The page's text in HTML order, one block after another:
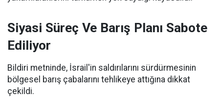
Siyasi Süreç Ve Barış Planı Sabote
Ediliyor
Bildiri metninde, İsrail'in saldırılarını sürdürmesinin
bölgesel barış çabalarını tehlikeye attığına dikkat
çekildi.